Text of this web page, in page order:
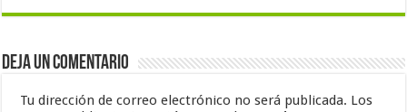
Deja un comentario
Tu dirección de correo electrónico no será publicada. Los